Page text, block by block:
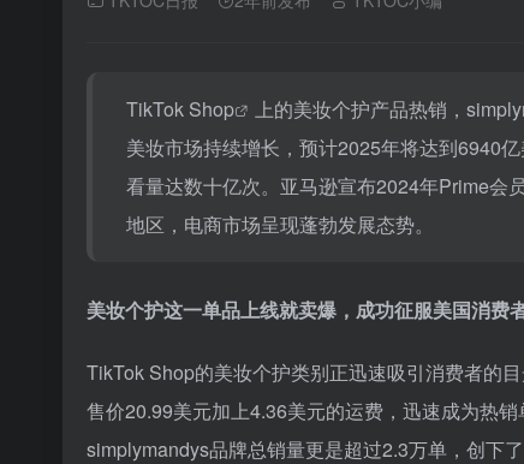
TikTok Shop
上的美妆个护产品热销，
美妆市场持续增长，预计2025年将达到6940亿
看量达数十亿次。亚马逊宣布2024年Prime会
地区，电商市场呈现蓬勃发展态势。
美妆个护这一单品上线就卖爆，成功征服美国消费
TikTok Shop的美妆个护类别正迅速吸引消费者的
售价20.99美元加上4.36美元的运费，迅速成为热
simplymandys品牌总销量更是超过2.3万单，创下